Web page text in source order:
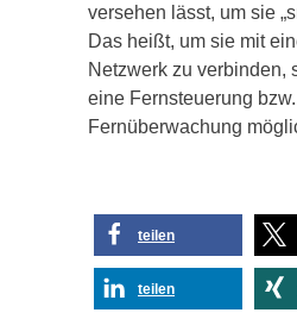
versehen lässt, um sie
Das heißt, um sie mit
Netzwerk zu verbinden,
eine Fernsteuerung bzw.
Fernüberwachung
teilen
teilen